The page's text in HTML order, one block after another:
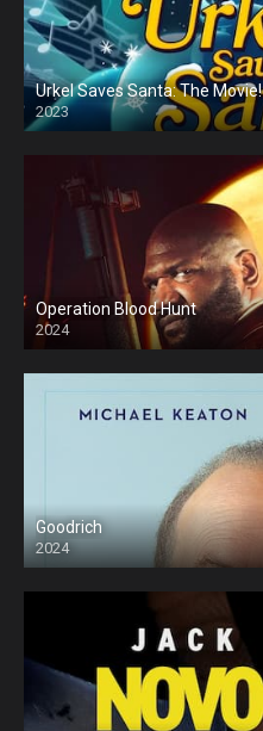
Urkel Saves Santa: The Movie!
2023
Operation Blood Hunt
2024
Goodrich
2024